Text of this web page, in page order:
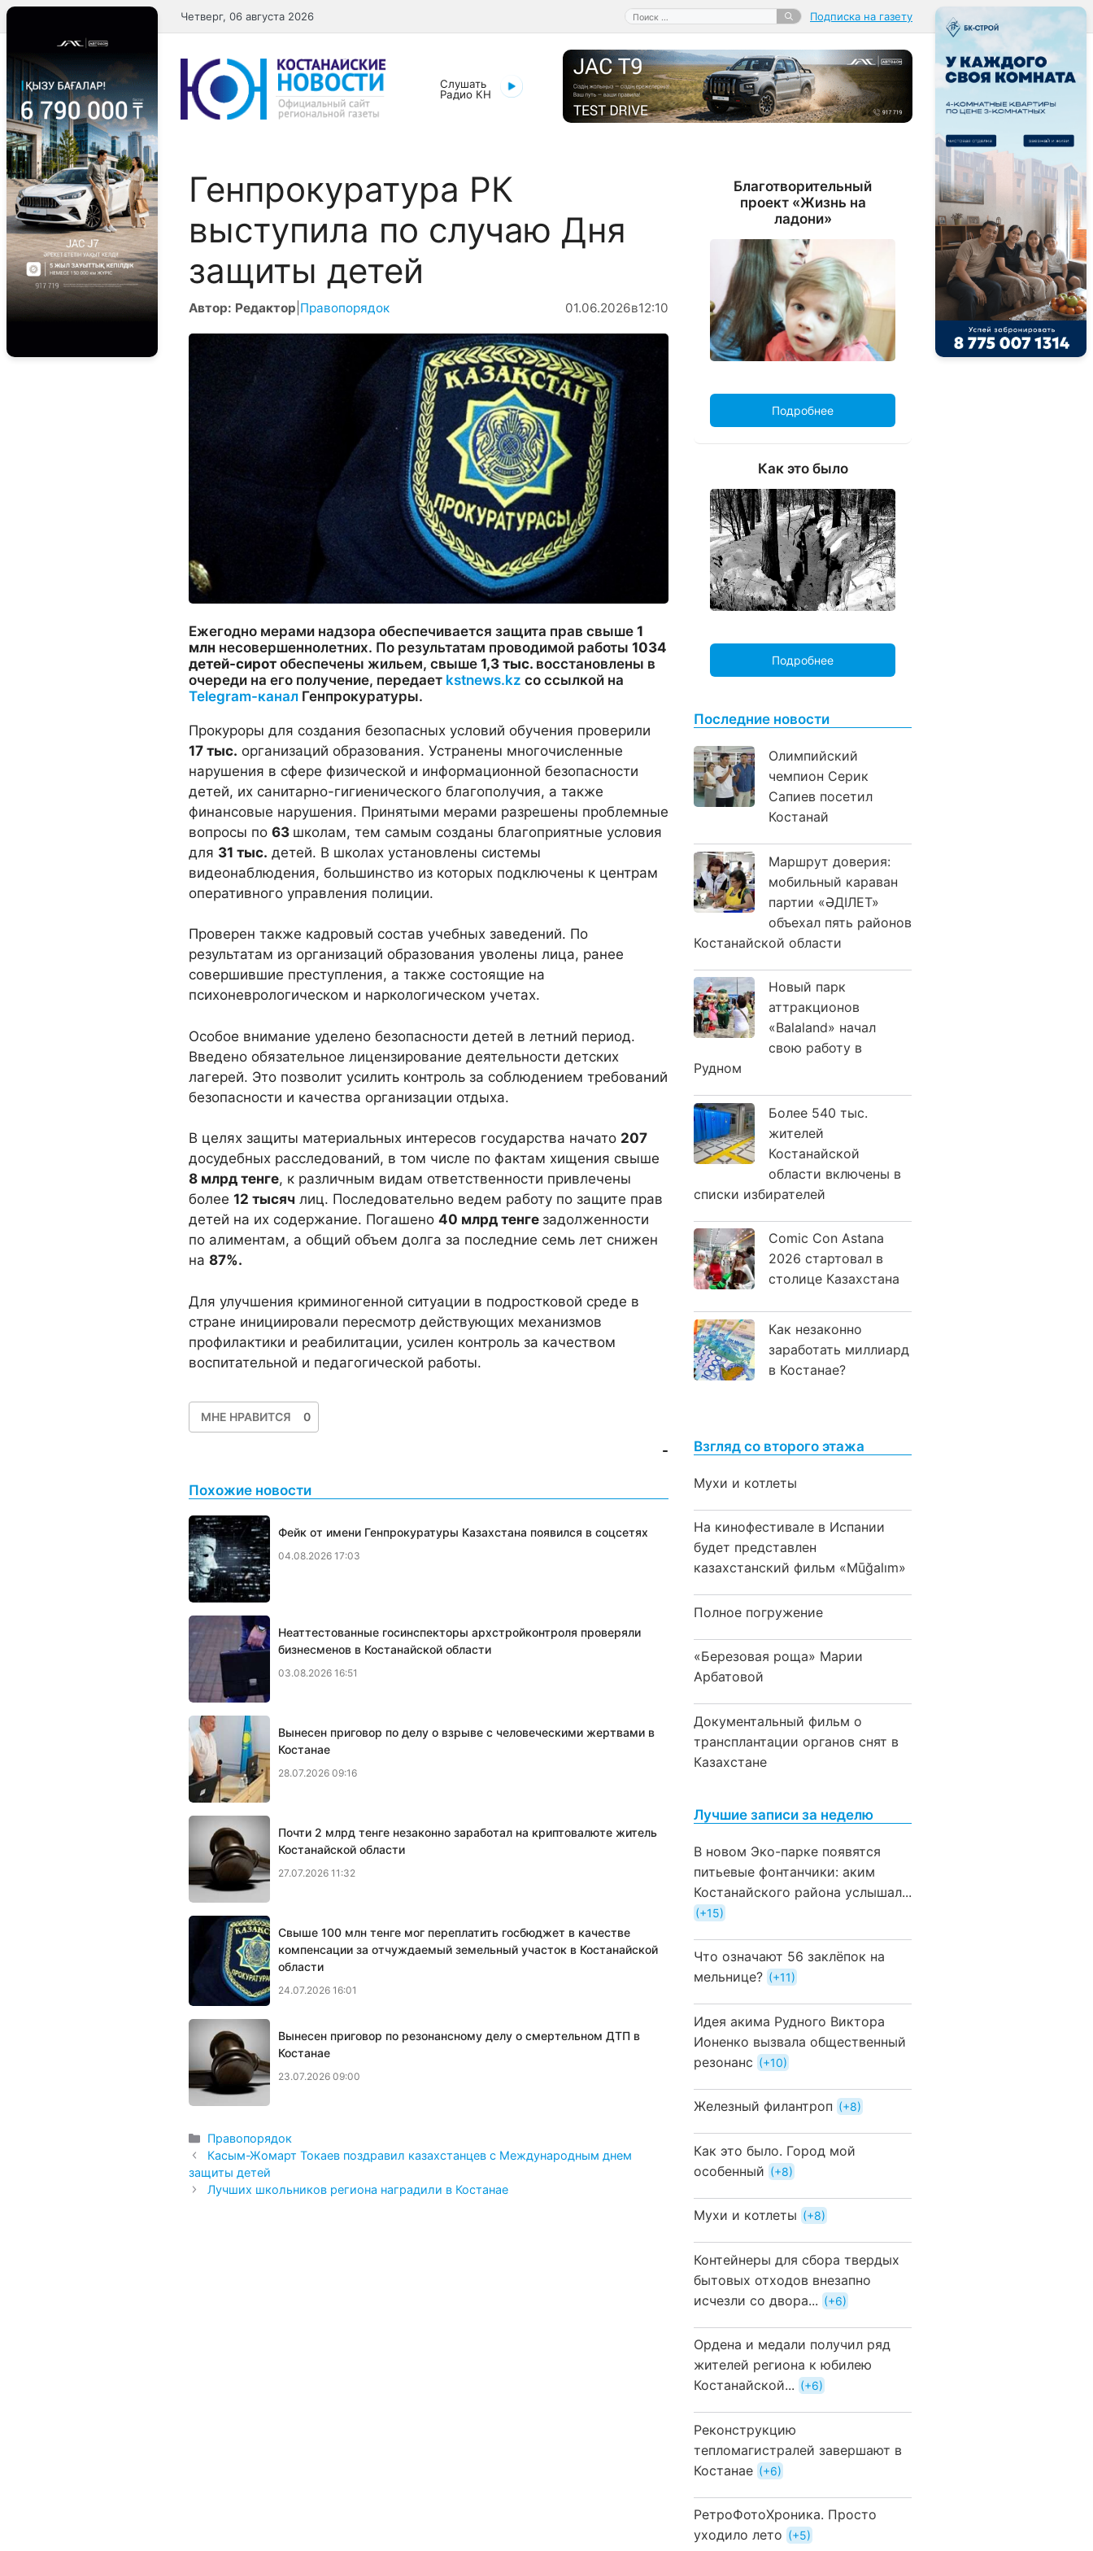
Перейти
к
содержимому
Поиск:
Четверг, 06 августа 2026 Подписка на газету
Слушать
Радио КН
Генпрокуратура РК
выступила по случаю Дня
защиты детей
Автор: Редактор Правопорядок 01.06.2026в12:10
Ежегодно мерами надзора обеспечивается защита прав свыше 1
млн несовершеннолетних. По результатам проводимой работы 1034
детей-сирот обеспечены жильем, свыше 1,3 тыс. восстановлены в
очереди на его получение, передает kstnews.kz со ссылкой на
Telegram-канал Генпрокуратуры.
Прокуроры для создания безопасных условий обучения проверили
17 тыс. организаций образования. Устранены многочисленные
нарушения в сфере физической и информационной безопасности
детей, их санитарно-гигиенического благополучия, а также
финансовые нарушения. Принятыми мерами разрешены проблемные
вопросы по 63 школам, тем самым созданы благоприятные условия
для 31 тыс. детей. В школах установлены системы
видеонаблюдения, большинство из которых подключены к центрам
оперативного управления полиции.
Проверен также кадровый состав учебных заведений. По
результатам из организаций образования уволены лица, ранее
совершившие преступления, а также состоящие на
психоневрологическом и наркологическом учетах.
Особое внимание уделено безопасности детей в летний период.
Введено обязательное лицензирование деятельности детских
лагерей. Это позволит усилить контроль за соблюдением требований
безопасности и качества организации отдыха.
В целях защиты материальных интересов государства начато 207
досудебных расследований, в том числе по фактам хищения свыше
8 млрд тенге, к различным видам ответственности привлечены
более 12 тысяч лиц. Последовательно ведем работу по защите прав
детей на их содержание. Погашено 40 млрд тенге задолженности
по алиментам, а общий объем долга за последние семь лет снижен
на 87%.
Для улучшения криминогенной ситуации в подростковой среде в
стране инициировали пересмотр действующих механизмов
профилактики и реабилитации, усилен контроль за качеством
воспитательной и педагогической работы.
МНЕ НРАВИТСЯ 0
-
Похожие новости
Фейк от имени Генпрокуратуры Казахстана появился в соцсетях
04.08.2026 17:03
Неаттестованные госинспекторы архстройконтроля проверяли
бизнесменов в Костанайской области
03.08.2026 16:51
Вынесен приговор по делу о взрыве с человеческими жертвами в
Костанае
28.07.2026 09:16
Почти 2 млрд тенге незаконно заработал на криптовалюте житель
Костанайской области
27.07.2026 11:32
Свыше 100 млн тенге мог переплатить госбюджет в качестве
компенсации за отчуждаемый земельный участок в Костанайской
области
24.07.2026 16:01
Вынесен приговор по резонансному делу о смертельном ДТП в
Костанае
23.07.2026 09:00
Рубрики
Правопорядок
Касым-Жомарт Токаев поздравил казахстанцев с Международным днем
защиты детей
Лучших школьников региона наградили в Костанае
Благотворительный
проект «Жизнь на
ладони»
Подробнее
Как это было
Подробнее
Последние новости
Олимпийский
чемпион Серик
Сапиев посетил
Костанай
Маршрут доверия:
мобильный караван
партии «ӘДІЛЕТ»
объехал пять районов
Костанайской области
Новый парк
аттракционов
«Balaland» начал
свою работу в
Рудном
Более 540 тыс.
жителей
Костанайской
области включены в
списки избирателей
Comic Con Astana
2026 стартовал в
столице Казахстана
Как незаконно
заработать миллиард
в Костанае?
Взгляд со второго этажа
Мухи и котлеты
На кинофестивале в Испании
будет представлен
казахстанский фильм «Mūğalım»
Полное погружение
«Березовая роща» Марии
Арбатовой
Документальный фильм о
трансплантации органов снят в
Казахстане
Лучшие записи за неделю
В новом Эко-парке появятся
питьевые фонтанчики: аким
Костанайского района услышал...
+15
Что означают 56 заклёпок на
мельнице?
+11
Идея акима Рудного Виктора
Ионенко вызвала общественный
резонанс
+10
Железный филантроп +8
Как это было. Город мой
особенный
+8
Мухи и котлеты +8
Контейнеры для сбора твердых
бытовых отходов внезапно
исчезли со двора...
+6
Ордена и медали получил ряд
жителей региона к юбилею
Костанайской...
+6
Реконструкцию
тепломагистралей завершают в
Костанае
+6
РетроФотоХроника. Просто
уходило лето
+5